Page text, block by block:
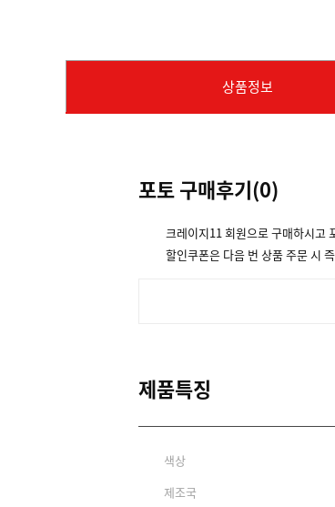
상품정보
포토 구매후기(0)
크레이지11 회원으로 구매하시고
할인쿠폰은 다음 번 상품 주문 시
제품특징
색상
제조국